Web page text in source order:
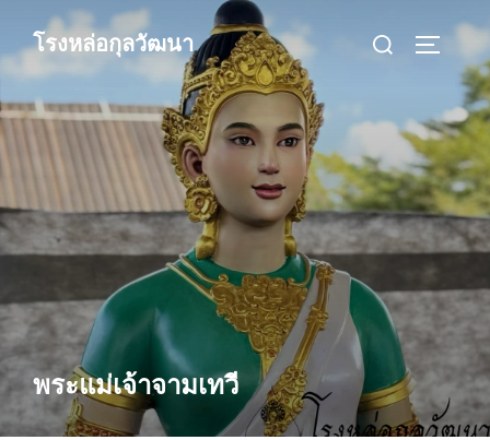
content
โรงหล่อกุลวัฒนา
Search
พระแม่เจ้าจามเทวี